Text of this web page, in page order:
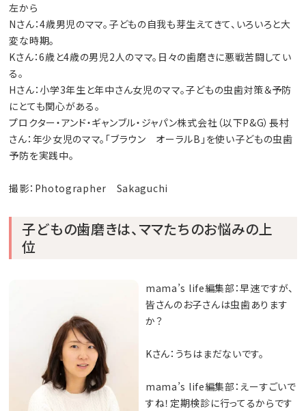
左から
Nさん：4歳男児のママ。子どもの自我も芽生えてきて、いろいろと大
変な時期。
Kさん：6歳と4歳の男児2人のママ。日々の歯磨きに悪戦苦闘してい
る。
Hさん：小学3年生と年中さん女児のママ。子どもの虫歯対策＆予防
にとても関心がある。
プロクター・アンド・ギャンブル・ジャパン株式会社（以下P&G）長村
さん：年少女児のママ。「ブラウン オーラルB」を使い子どもの虫歯
予防を実践中。
撮影：Photographer Sakaguchi
子どもの歯磨きは、ママたちのお悩みの上
位
mama’s life編集部：早速ですが、
皆さんのお子さんは虫歯あります
か？
Kさん：うちはまだないです。
mama’s life編集部：えーすごいで
すね！定期検診に行ってるからです